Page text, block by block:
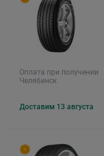
Оплата при получении
Челябинск
Доставим 13 августа